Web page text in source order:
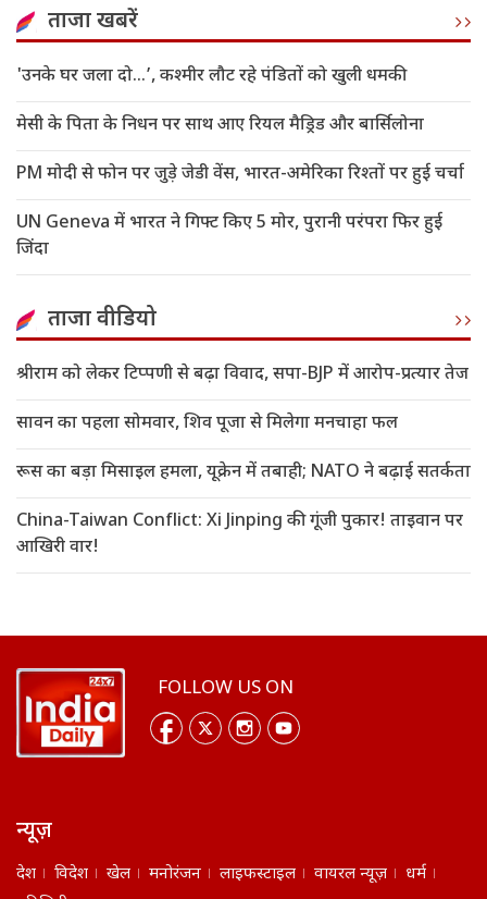
ताजा खबरें
'उनके घर जला दो…’, कश्मीर लौट रहे पंडितों को खुली धमकी
मेसी के पिता के निधन पर साथ आए रियल मैड्रिड और बार्सिलोना
PM मोदी से फोन पर जुड़े जेडी वेंस, भारत-अमेरिका रिश्तों पर हुई चर्चा
UN Geneva में भारत ने गिफ्ट किए 5 मोर, पुरानी परंपरा फिर हुई
जिंदा
ताजा वीडियो
श्रीराम को लेकर टिप्पणी से बढ़ा विवाद, सपा-BJP में आरोप-प्रत्यार तेज
सावन का पहला सोमवार, शिव पूजा से मिलेगा मनचाहा फल
रूस का बड़ा मिसाइल हमला, यूक्रेन में तबाही; NATO ने बढ़ाई सतर्कता
China-Taiwan Conflict: Xi Jinping की गूंजी पुकार! ताइवान पर
आखिरी वार!
FOLLOW US ON
न्यूज़
देश विदेश खेल मनोरंजन लाइफस्टाइल वायरल न्यूज़
धर्म